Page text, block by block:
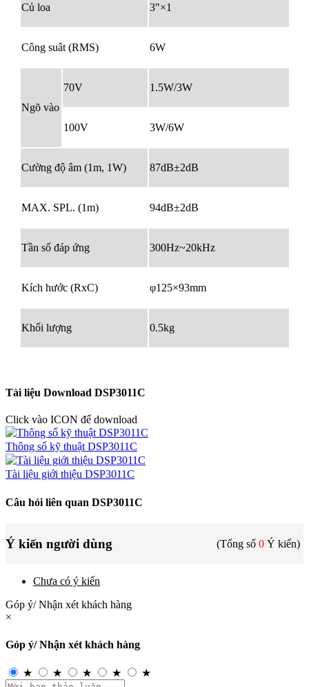
Củ loa 3"×1
Công suât (RMS) 6W
Ngõ vào
70V 1.5W/3W
100V 3W/6W
Cường độ âm (1m, 1W) 87dB±2dB
MAX. SPL. (1m) 94dB±2dB
Tần số đáp ứng 300Hz~20kHz
Kích hước (RxC) φ125×93mm
Khối lượng 0.5kg
Tài liệu Download DSP3011C
Click vào ICON để download
Thông số kỹ thuật DSP3011C
Tài liệu giới thiệu DSP3011C
Câu hỏi liên quan DSP3011C
Ý kiến người dùng (Tổng số 0 Ý kiến)
Chưa có ý kiến
Góp ý/ Nhận xét khách hàng
×
Góp ý/ Nhận xét khách hàng
★ ★ ★ ★ ★